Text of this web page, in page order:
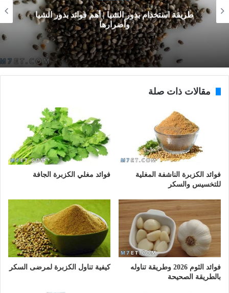
طريقة استخدام بذور الشيا | أهم فوائد بذور الشيا
وأضرارها
مقالات ذات صلة
فوائد الكزبرة الناشفة المغلية
للتخسيس والسكر
فوائد مغلي الكزبرة الجافة
فوائد الثوم 2026 وطريقة تناوله
بالطريقة الصحيحة
كيفية تناول الكزبرة لمرضى السكر